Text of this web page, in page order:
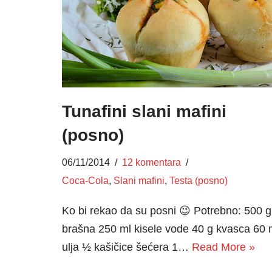
Tunafini slani mafini
(posno)
06/11/2014
12 komentara
Coca-Cola Slani mafini Testa (posno)
Ko bi rekao da su posni 😉 Potrebno: 500 g
brašna 250 ml kisele vode 40 g kvasca 60
ulja ½ kašičice šećera 1… Read More »